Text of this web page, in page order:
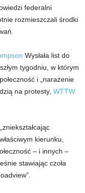
federalni
rozmieszczali środki
Wysłała list do
tygodniu, w którym
i „narażenie
na protesty, WTTW
kierunku,
– i innych –
stawiając czoła